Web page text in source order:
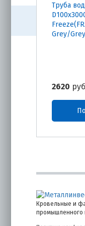
Труба
Grey/
2620
Кровельные и
промышленного